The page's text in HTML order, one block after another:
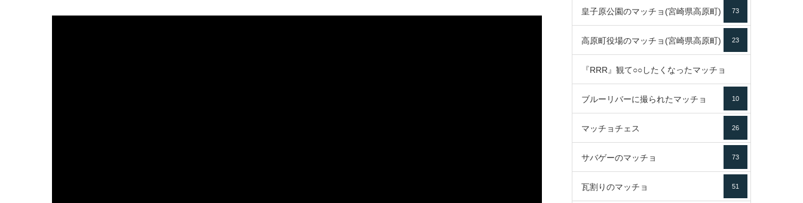
133
皇子原公園のマッチョ(宮崎県高原町) 73
高原町役場のマッチョ(宮崎県高原町) 23
『RRR』観て○○したくなったマッチョ
16
ブルーリバーに撮られたマッチョ 10
マッチョチェス 26
サバゲーのマッチョ 73
瓦割りのマッチョ 51